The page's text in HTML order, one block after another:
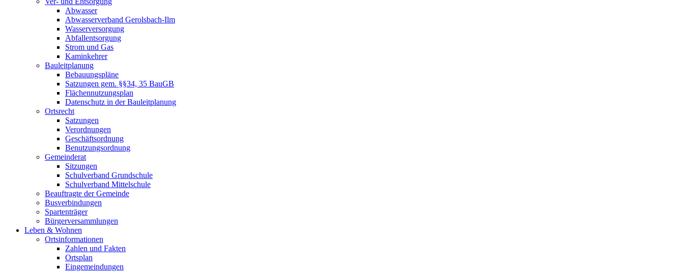
Abwasser
Abwasserverband Gerolsbach-Ilm
Wasserversorgung
Abfallentsorgung
Strom und Gas
Kaminkehrer
Bauleitplanung
Bebauungspläne
Satzungen gem. §§34, 35 BauGB
Flächennutzungsplan
Datenschutz in der Bauleitplanung
Ortsrecht
Satzungen
Verordnungen
Geschäftsordnung
Benutzungsordnung
Gemeinderat
Sitzungen
Schulverband Grundschule
Schulverband Mittelschule
Beauftragte der Gemeinde
Busverbindungen
Spartenträger
Bürgerversammlungen
Leben & Wohnen
Ortsinformationen
Zahlen und Fakten
Ortsplan
Eingemeindungen